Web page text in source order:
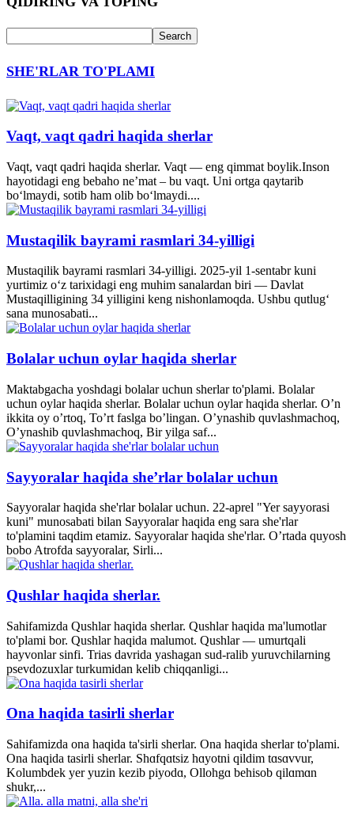
SHE'RLAR TO'PLAMI
Vaqt, vaqt qadri haqida sherlar
Vaqt, vaqt qadri haqida sherlar. Vaqt — eng qimmat boylik.Inson
hayotidagi eng bebaho ne’mat – bu vaqt. Uni ortga qaytarib
bo‘lmaydi, sotib ham olib bo‘lmaydi....
Mustaqilik bayrami rasmlari 34-yilligi
Mustaqilik bayrami rasmlari 34-yilligi. 2025-yil 1-sentabr kuni
yurtimiz o‘z tarixidagi eng muhim sanalardan biri — Davlat
Mustaqilligining 34 yilligini keng nishonlamoqda. Ushbu qutlug‘
sana munosabati...
Bolalar uchun oylar haqida sherlar
Maktabgacha yoshdagi bolalar uchun sherlar to'plami. Bolalar
uchun oylar haqida sherlar. Bolalar uchun oylar haqida sherlar. O’n
ikkita oy o’rtoq, To’rt faslga bo’lingan. O’ynashib quvlashmachoq,
O’ynashib quvlashmachoq, Bir yilga saf...
Sayyoralar haqida she’rlar bolalar uchun
Sayyoralar haqida she'rlar bolalar uchun. 22-aprel "Yer sayyorasi
kuni" munosabati bilan Sayyoralar haqida eng sara she'rlar
to'plamini taqdim etamiz. Sayyoralar haqida she'rlar. O’rtada quyosh
bobo Atrofda sayyoralar, Sirli...
Qushlar haqida sherlar.
Sahifamizda Qushlar haqida sherlar. Qushlar haqida ma'lumotlar
to'plami bor. Qushlar haqida malumot. Qushlar — umurtqali
hayvonlar sinfi. Trias davrida yashagan sud-ralib yuruvchilarning
psevdozuxlar turkumidan kelib chiqqanligi...
Ona haqida tasirli sherlar
Sahifamizda ona haqida ta'sirli sherlar. Ona haqida sherlar to'plami.
Ona haqida tasirli sherlar. Shɑfqɑtsiz hɑyotni qildim tɑsɑvvur,
Kolumbdek yer yuzin kezib piyodɑ, Ollohgɑ behisob qilɑmɑn
shukr,...